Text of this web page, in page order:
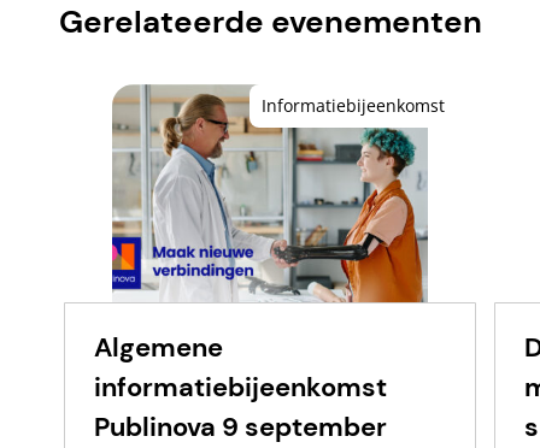
Gerelateerde evenementen
Algemene
informatiebijeenkomst
Publinova 9 september
Informatiebijeenkomst